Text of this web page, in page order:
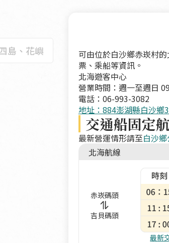
島、花嶼
可由位於白沙鄉赤崁村
票、乘船等資訊。
北海遊客中心
營業時間：週一至週日
電話：06-993-3082
地址：884澎湖縣白沙鄉
交通船固定
最新營運情形請至白沙鄉
北海航線
赤崁碼頭
吉貝碼頭
最新